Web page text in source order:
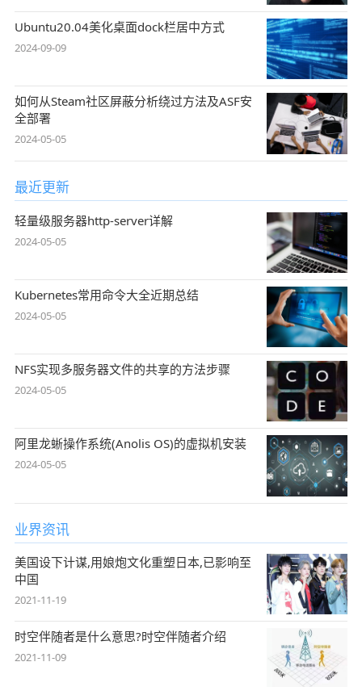
Ubuntu20.04美化桌面dock栏居中方式
2024-09-09
如何从Steam社区屏蔽分析绕过方法及ASF安
全部署
2024-05-05
最近更新
轻量级服务器http-server详解
2024-05-05
Kubernetes常用命令大全近期总结
2024-05-05
NFS实现多服务器文件的共享的方法步骤
2024-05-05
阿里龙蜥操作系统(Anolis OS)的虚拟机安装
2024-05-05
业界资讯
美国设下计谋,用娘炮文化重塑日本,已影响至
中国
2021-11-19
时空伴随者是什么意思?时空伴随者介绍
2021-11-09